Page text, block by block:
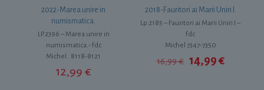
2022-Marea unire in
numismatica.
LP.2396 – Marea unire in
numismatica.- fdc
Michel : 8118-8121
12,99€
2018-Fauritori ai Marii Uniri I.
Lp.2185 – Fauritori ai Marii Uniri I –
fdc
Michel 7347-7350
16,99€ Prețul
14,99€Prețul